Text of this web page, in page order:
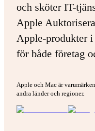
och sköter IT-
Apple
Apple-produkter
för både företag
Apple och Mac är
andra länder och regioner.